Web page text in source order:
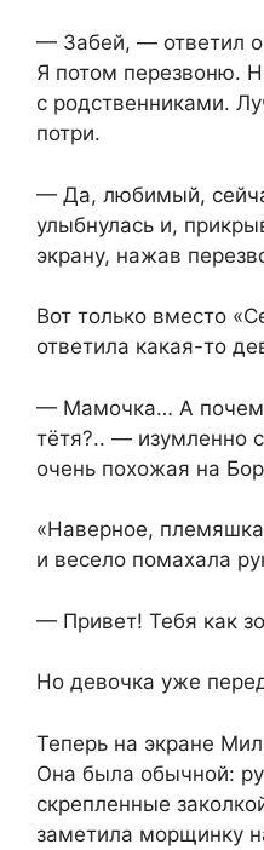
— Забей, — ответил
Я потом перезвоню.
с родственниками.
потри.
— Да, любимый,
улыбнулась и,
экрану, нажав
Вот только вместо
ответила какая-то
— Мамочка… А
тётя?.. — изумленно
очень похожая на
«Наверное,
и весело помахала
— Привет! Тебя как
Но девочка уже
Теперь на экране
Она была обычной:
скрепленные
заметила морщинку